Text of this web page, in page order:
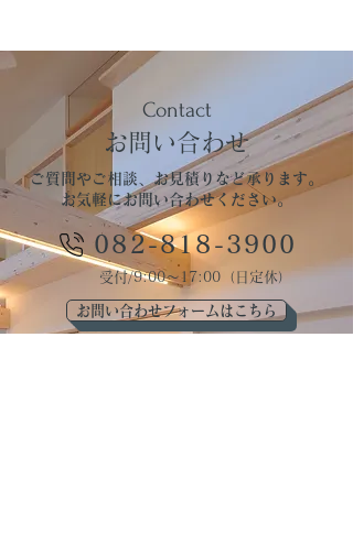
​Contact
​お問い合わせ
ご質問やご相談、お見積りなど承ります。
お気軽にお問い合わせください。
082-818-3900
受付/9:00～17:00（日定休）
お問い合わせフォームはこちら